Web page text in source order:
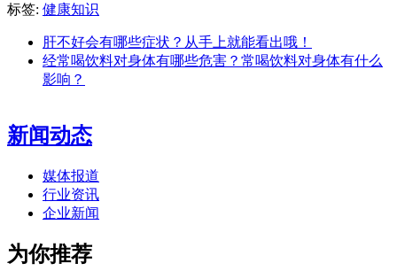
标签: 健康知识
肝不好会有哪些症状？从手上就能看出哦！
经常喝饮料对身体有哪些危害？常喝饮料对身体有什么
影响？
新闻动态
媒体报道
行业资讯
企业新闻
为你推荐